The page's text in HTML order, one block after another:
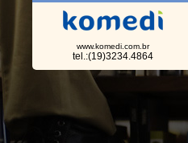
www.komedi.com.br
tel.:(19)3234.4864